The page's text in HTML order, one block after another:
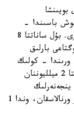
بويىنشا
باسىندا -
كيىم-كەشەك پەن كۇندەلىكتى تۇتىنۋ تاۋارلارى. بۇل ساناتتا 8
بارلىق
ورىندا - كولىك
قۇرالدارى مەن كولىك جابدىقتارى. بۇل ساناتتا 2 ميلليوننان
جۇيەلەرگە ارنالعان جابدىقتار مەن ماتەريالدار ورنالاسقان، وندا 1